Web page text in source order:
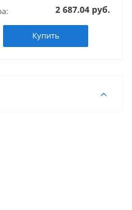
2 687.04 руб.
Купить